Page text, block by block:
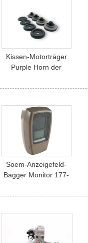
Kissen-Motorträger
Purple Horn der
fertigte besonders an
Soem-Anzeigefeld-
Bagger Monitor 177-